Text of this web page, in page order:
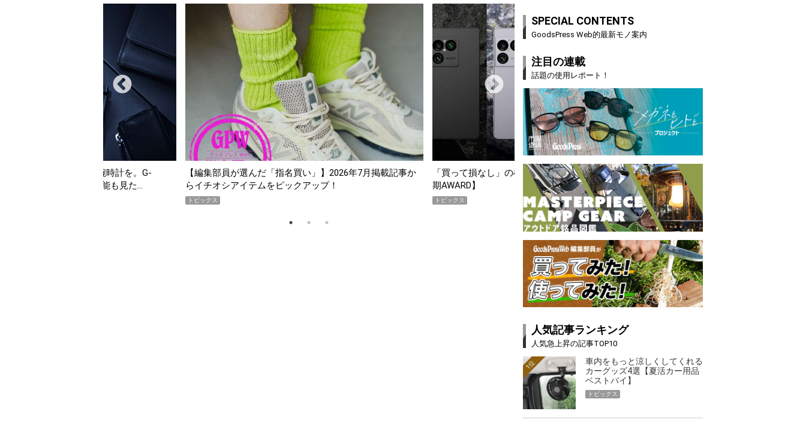
集部員が選んだ「指名買い」】2026年7月掲載記事か
チオシアイテムをピックアップ！
「買って損なし」の極上スマホ5選【GoodsPress 2026上半
期AWARD】
薄着になる季節の夏こそ“映える”タフな腕時計を。G-
SHOCK「GRAVITYMASTER」は本当に機能も見た…
SPECIAL CONTENTS
GoodsPress Web的最新モノ案内
注目の連載
話題の使用レポート！
人気記事ランキング
人気急上昇の記事TOP10
車内をもっと涼しくしてくれる
カーグッズ4選【夏活カー用品
ベストバイ】
1位
トピックス